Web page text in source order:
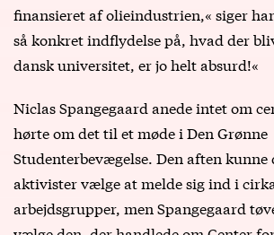
finansieret af olieindustrien,« siger
så konkret indflydelse på, hvad der
dansk universitet, er jo helt absurd!«
Niclas Spangegaard anede intet om
hørte om det til et møde i Den Grønne
Studenterbevægelse. Den aften
aktivister vælge at melde sig ind i
arbejdsgrupper, men Spangegaard